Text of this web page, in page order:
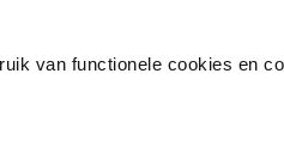
van functionele cookies en